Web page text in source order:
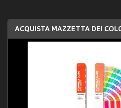
ACQUISTA MAZZETTA DEI